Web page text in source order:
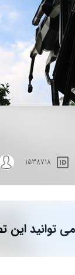
1538718
توانید این